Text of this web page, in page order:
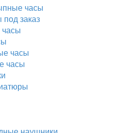
часы
заказ
часы
часы